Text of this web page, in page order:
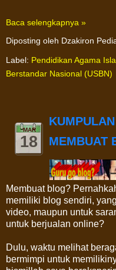
Baca selengkapnya »
Diposting oleh Dzakiron
Label: Pendidikan Agama
Berstandar Nasional (USBN)
MAR
18
MEMBUAT
Membuat blog?
memiliki blog sendiri,
video, maupun untuk
untuk berjualan online?
Dulu, waktu melihat
bermimpi untuk